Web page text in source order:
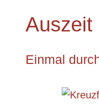
Auszeit
Einmal